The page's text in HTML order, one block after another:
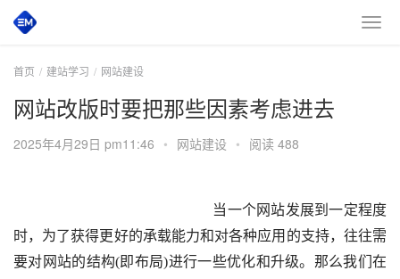
首页 建站学习 网站建设
网站改版时要把那些因素考虑进去
2025年4月29日 pm11:46 • 网站建设 • 阅读 488
当一个网站发展到一定程度
时，为了获得更好的承载能力和对各种应用的支持，往往需
要对网站的结构(即布局)进行一些优化和升级。那么我们在